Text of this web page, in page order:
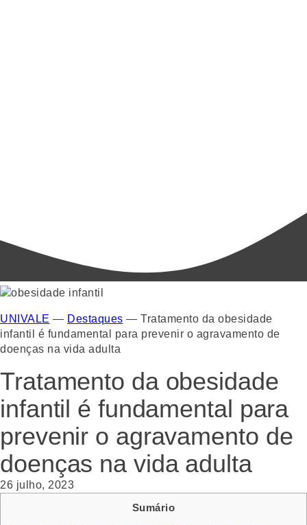
UNIVALE — Destaques — Tratamento da obesidade
infantil é fundamental para prevenir o agravamento de
doenças na vida adulta
Tratamento da obesidade
infantil é fundamental para
prevenir o agravamento de
doenças na vida adulta
26 julho, 2023
Sumário